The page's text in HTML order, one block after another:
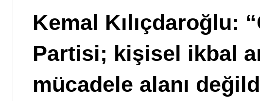
Kemal Kılıçdaroğlu:
Partisi; kişisel ikbal
mücadele alanı